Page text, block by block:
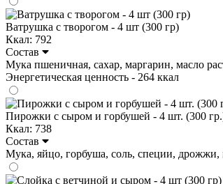
Ватрушка с творогом - 4 шт (300 гр)
Ккал: 792
Состав
Мука пшеничная, сахар, маргарин, масло
Энергетическая ценность - 264 ккал
Пирожки с сыром и горбушей - 4 шт. (300
Ккал: 738
Состав
Мука, яйцо, горбуша, соль, специи, дрожжи,